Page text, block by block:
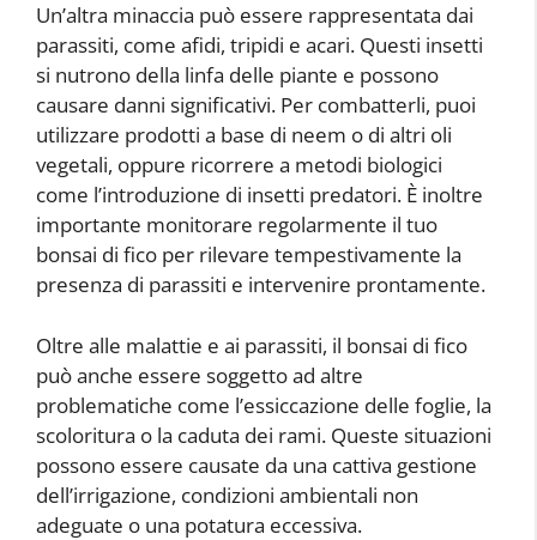
Un’altra minaccia può essere rappresentata dai
parassiti, come afidi, tripidi e acari. Questi insetti
si nutrono della linfa delle piante e possono
causare danni significativi. Per combatterli, puoi
utilizzare prodotti a base di neem o di altri oli
vegetali, oppure ricorrere a metodi biologici
come l’introduzione di insetti predatori. È inoltre
importante monitorare regolarmente il tuo
bonsai di fico per rilevare tempestivamente la
presenza di parassiti e intervenire prontamente.
Oltre alle malattie e ai parassiti, il bonsai di fico
può anche essere soggetto ad altre
problematiche come l’essiccazione delle foglie, la
scoloritura o la caduta dei rami. Queste situazioni
possono essere causate da una cattiva gestione
dell’irrigazione, condizioni ambientali non
adeguate o una potatura eccessiva.